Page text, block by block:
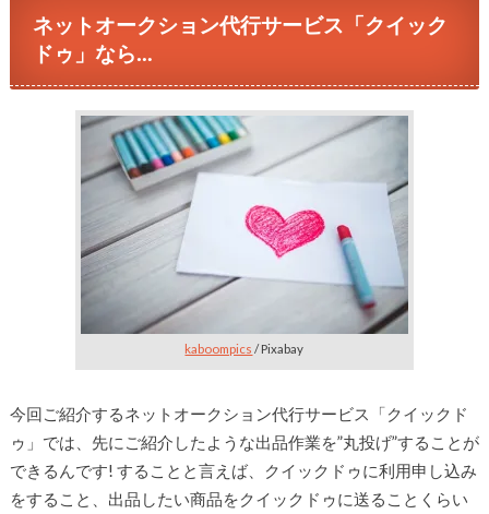
ネットオークション代行サービス「クイック
ドゥ」なら…
kaboompics / Pixabay
今回ご紹介するネットオークション代行サービス「クイックド
ゥ」では、先にご紹介したような出品作業を”丸投げ”することが
できるんです! することと言えば、クイックドゥに利用申し込み
をすること、出品したい商品をクイックドゥに送ることくらい